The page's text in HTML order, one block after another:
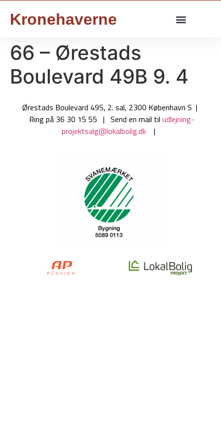
Kronehaverne
66 – Ørestads
Boulevard 49B 9. 4
Ørestads Boulevard 49S, 2. sal, 2300 København S |
Ring på 36 30 15 55 | Send en mail til udlejning-
projektsalg@lokalbolig.dk |